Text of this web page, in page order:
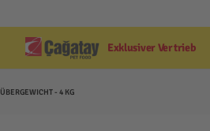
Exklusiver Vertrieb
- 4 KG